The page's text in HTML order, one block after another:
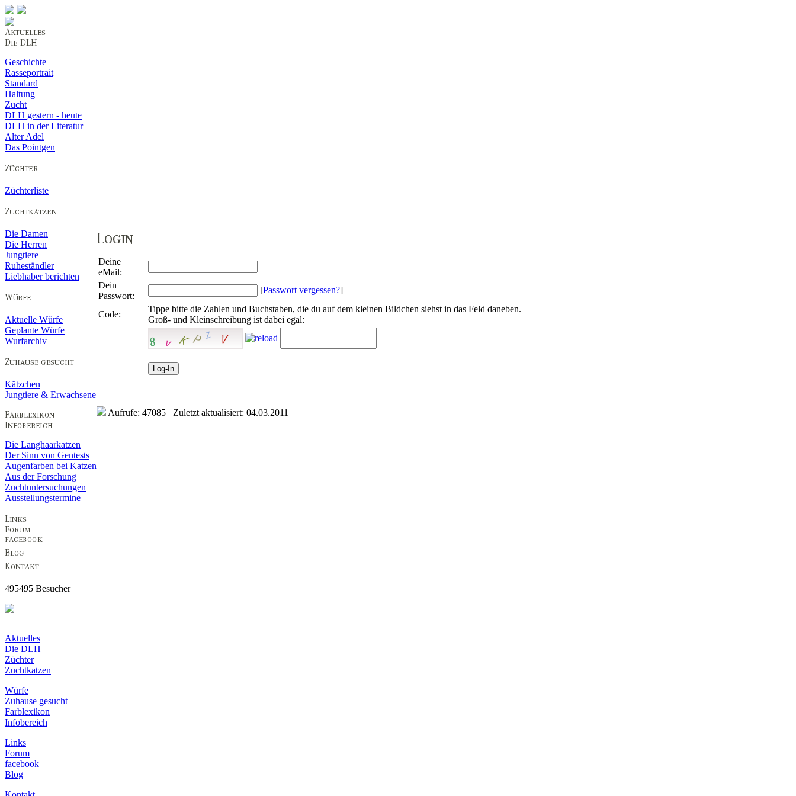
Geschichte
Rasseportrait
Standard
Haltung
Zucht
DLH gestern - heute
DLH in der Literatur
Alter Adel
Das Pointgen
Züchterliste
Die Damen
Die Herren
Jungtiere
Ruheständler
Liebhaber berichten
Aktuelle Würfe
Geplante Würfe
Wurfarchiv
Kätzchen
Jungtiere & Erwachsene
Die Langhaarkatzen
Der Sinn von Gentests
Augenfarben bei Katzen
Aus der Forschung
Zuchtuntersuchungen
Ausstellungstermine
495495 Besucher
Deine
eMail:
Dein
Passwort:
[Passwort vergessen?]
Code:
Tippe bitte die Zahlen und Buchstaben, die du auf dem kleinen Bildchen siehst in das Feld daneben.
Groß- und Kleinschreibung ist dabei egal:
Aufrufe: 47085 Zuletzt aktualisiert: 04.03.2011
Aktuelles
Die DLH
Züchter
Zuchtkatzen
Würfe
Zuhause gesucht
Farblexikon
Infobereich
Links
Forum
facebook
Blog